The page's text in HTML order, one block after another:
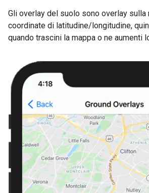
Gli overlay del suolo sono overlay sulla
coordinate di latitudine/longitudine,
quando trascini la mappa o ne aumenti